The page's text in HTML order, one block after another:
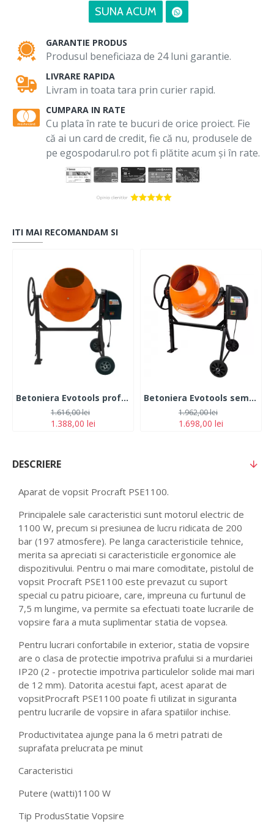
SUNA ACUM
GARANTIE PRODUS
Produsul beneficiaza de 24 luni garantie.
LIVRARE RAPIDA
Livram in toata tara prin curier rapid.
CUMPARA IN RATE
Cu plata în rate te bucuri de orice proiect. Fie
că ai un card de credit, fie că nu, produsele de
pe egospodarul.ro pot fi plătite acum și în rate.
ITI MAI RECOMANDAM SI
Betoniera Evotools profesionala , 800 W, 160 L, 32 RPM, 240 V, 37 cm diametru gura incarcare cuva, bi-material fonta si otel
1.388,00 lei
1.616,00 lei
Betoniera Evotools semi-profesionala, 800 W, 200l, 32 RPM, corona fonta
1.698,00 lei
1.962,00 lei
DESCRIERE
Aparat de vopsit Procraft PSE1100.
Principalele sale caracteristici sunt motorul electric de
1100 W, precum si presiunea de lucru ridicata de 200
bar (197 atmosfere). Pe langa caracteristicile tehnice,
merita sa apreciati si caracteristicile ergonomice ale
dispozitivului. Pentru o mai mare comoditate, pistolul de
vopsit Procraft PSE1100 este prevazut cu suport
special cu patru picioare, care, impreuna cu furtunul de
7,5 m lungime, va permite sa efectuati toate lucrarile de
vopsire fara a muta suplimentar statia de vopsea.
Pentru lucrari confortabile in exterior, statia de vopsire
are o clasa de protectie impotriva prafului si a murdariei
IP20 (2 - protectie impotriva particulelor solide mai mari
de 12 mm). Datorita acestui fapt, acest aparat de
vopsitProcraft PSE1100 poate fi utilizat in siguranta
pentru lucrarile de vopsire in afara spatiilor inchise.
Productivitatea ajunge pana la 6 metri patrati de
suprafata prelucrata pe minut
Caracteristici
Putere (watti)1100 W
Tip ProdusStatie Vopsire